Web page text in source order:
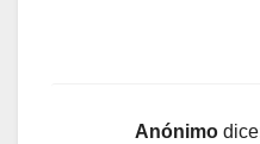
Anónimo